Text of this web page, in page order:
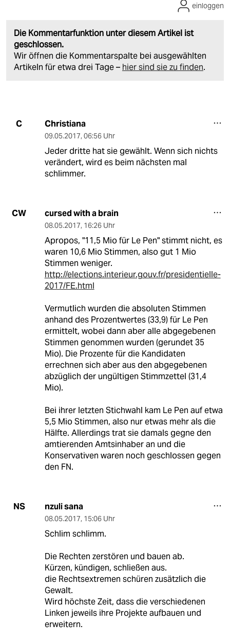
Die Kommentarfunktion unter diesem Artikel ist
geschlossen.
Wir öffnen die Kommentarspalte bei ausgewählten
Artikeln für etwa drei Tage – hier sind sie zu finden.
einloggen
C Christiana
09.05.2017, 06:56 Uhr
Jeder dritte hat sie gewählt. Wenn sich nichts
verändert, wird es beim nächsten mal
schlimmer.
CW cursed with a brain
08.05.2017, 16:26 Uhr
Apropos, "11,5 Mio für Le Pen" stimmt nicht, es
waren 10,6 Mio Stimmen, also gut 1 Mio
Stimmen weniger.
http://elections.interieur.gouv.fr/presidentielle-
2017/FE.html
Vermutlich wurden die absoluten Stimmen
anhand des Prozentwertes (33,9) für Le Pen
ermittelt, wobei dann aber alle abgegebenen
Stimmen genommen wurden (gerundet 35
Mio). Die Prozente für die Kandidaten
errechnen sich aber aus den abgegebenen
abzüglich der ungültigen Stimmzettel (31,4
Mio).
Bei ihrer letzten Stichwahl kam Le Pen auf etwa
5,5 Mio Stimmen, also nur etwas mehr als die
Hälfte. Allerdings trat sie damals gegne den
amtierenden Amtsinhaber an und die
Konservativen waren noch geschlossen gegen
den FN.
NS nzuli sana
08.05.2017, 15:06 Uhr
Schlim schlimm.
Die Rechten zerstören und bauen ab.
Kürzen, kündigen, schließen aus.
die Rechtsextremen schüren zusätzlich die
Gewalt.
Wird höchste Zeit, dass die verschiedenen
Linken jeweils ihre Projekte aufbauen und
erweitern.